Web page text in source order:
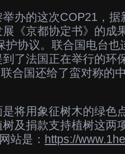
办的这次COP21，
《京都协定书》的成
护协议。联合国电台也
到了法国正在举行的环
联合国还给了蛮对称的
将用象征树木的绿色
及捐款支持植树这两
站是： https://